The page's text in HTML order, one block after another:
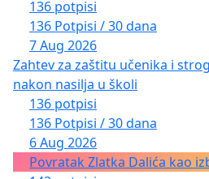
136 potpisi
136 Potpisi / 30 dana
7 Aug 2026
Zahtev za zaštitu učenika i
nakon nasilja u školi
136 potpisi
136 Potpisi / 30 dana
6 Aug 2026
Povratak Zlatka Dalića kao